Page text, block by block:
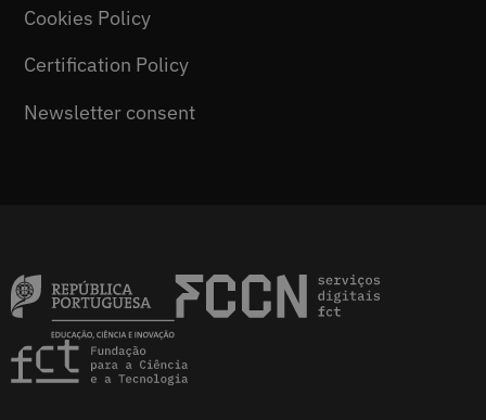
Cookies Policy
Certification Policy
Newsletter consent